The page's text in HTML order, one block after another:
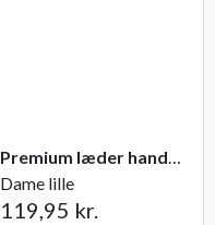
Premium læder handske Flutter
Dame lille
119,95 kr.